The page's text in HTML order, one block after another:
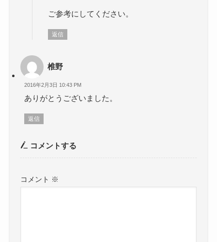
ご参考にしてください。
返信
椎野
2016年2月3日 10:43 PM
ありがとうございました。
返信
コメントする
コメント ※